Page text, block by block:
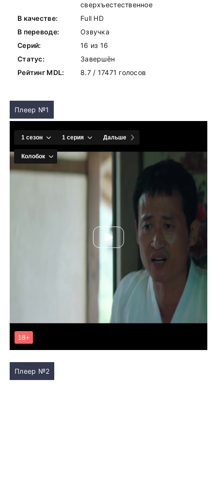
сверхъестественное
В качестве:
Full HD
В переводе:
Озвучка
Серий:
16 из 16
Статус:
Завершён
Рейтинг MDL:
8.7 / 17471 голосов
Плеер №1
Плеер №2